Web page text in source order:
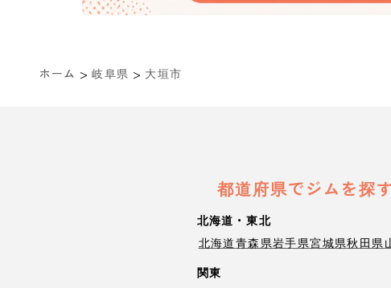
ホーム > 岐阜県 > 大垣市
都道府県でジムを探す
北海道・東北
北海道青森県岩手県宮城県秋田県
関東